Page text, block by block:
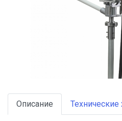
Описание Технические